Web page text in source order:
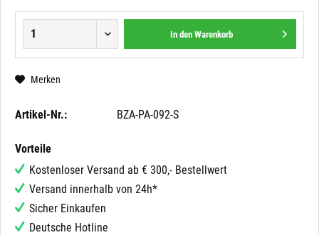
In den Warenkorb
Merken
Artikel-Nr.: BZA-PA-092-S
Vorteile
Kostenloser Versand ab € 300,- Bestellwert
Versand innerhalb von 24h*
Sicher Einkaufen
Deutsche Hotline